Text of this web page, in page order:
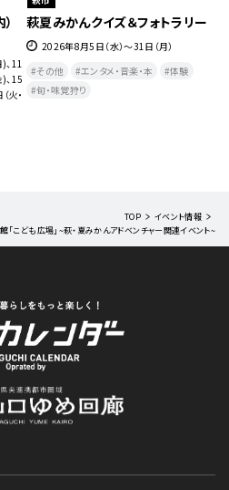
11
、15
火・
萩夏みかんクイズ＆フォトラリー
2026年8月5日（水）～31日（月）
その他
エンタメ・音楽・本
体験
旬・味覚狩り
TOP
イベント情報
「こども広場」~萩・夏みかんアドベンチャー関連イベント~